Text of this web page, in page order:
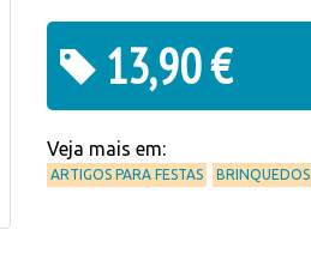
13,90 €
Veja mais em:
ARTIGOS PARA FESTAS BRINQUEDOS